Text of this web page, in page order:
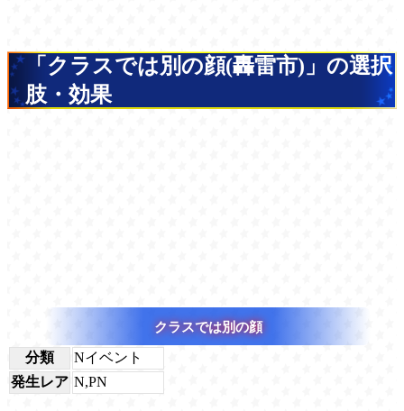
「クラスでは別の顔(轟雷市)」の選択
肢・効果
クラスでは別の顔
分類
Nイベント
発生レア N,PN